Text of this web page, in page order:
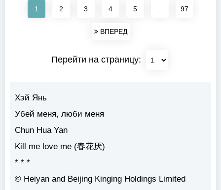
1 2 3 4 5 97
ВПЕРЕД
Перейти на страницу:
Хэй Янь
Убей меня, люби меня
Chun Hua Yan
Kill me love me (春花厌)
* * *
© Heiyan and Beijing Kinging Holdings Limited